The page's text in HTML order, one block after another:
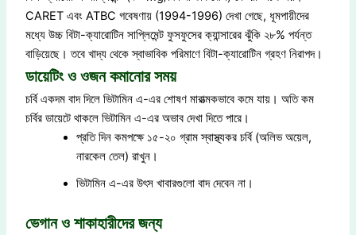
CARET এবং ATBC গবেষণায় (1994-1996) দেখা গেছে, ধূমপায়ীদের
মধ্যে উচ্চ বিটা-ক্যারোটিন সাপ্লিমেন্ট ফুসফুসের ক্যান্সারের ঝুঁকি ২৮% পর্যন্ত
বাড়িয়েছে। তবে খাদ্য থেকে স্বাভাবিক পরিমাণে বিটা-ক্যারোটিন গ্রহণ নিরাপদ।
ডায়েটিং ও ওজন কমানোর সময়
চর্বি একদম বাদ দিলে ভিটামিন এ-এর শোষণ মারাত্মকভাবে কমে যায়। অতি কম
চর্বির ডায়েটে থাকলে ভিটামিন এ-এর অভাব দেখা দিতে পারে।
প্রতি দিন কমপক্ষে ১৫-২০ গ্রাম স্বাস্থ্যকর চর্বি (অলিভ অয়েল,
নারকেল তেল) রাখুন।
ভিটামিন এ-এর উৎস খাবারগুলো বাদ দেবেন না।
ভেগান ও শাকাহারীদের জন্য